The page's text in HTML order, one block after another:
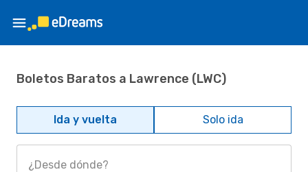
Boletos Baratos a Lawrence (LWC)
Ida y vuelta Solo ida
¿Desde dónde?